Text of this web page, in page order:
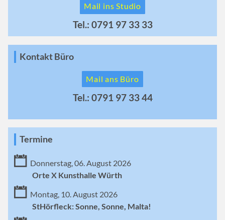
Mail ins Studio
Tel.: 0791 97 33 33
Kontakt Büro
Mail ans Büro
Tel.: 0791 97 33 44
Termine
Donnerstag, 06. August 2026
Orte X Kunsthalle Würth
Montag, 10. August 2026
StHörfleck: Sonne, Sonne, Malta!